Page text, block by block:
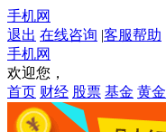
手机网
退出 在线咨询 |客服帮助
手机网
欢迎您，
首页 财经 股票 基金 黄金